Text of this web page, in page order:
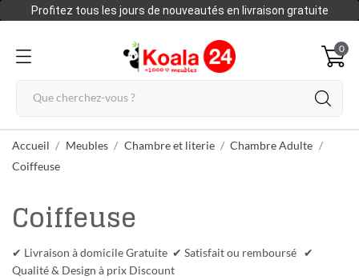
Profitez tous les jours de nouveautés en livraison gratuite
0
Accueil Meubles Chambre et literie
Chambre Adulte
Coiffeuse
Coiffeuse
✔ Livraison à domicile Gratuite ✔ Satisfait ou remboursé ✔
Qualité & Design à prix Discount